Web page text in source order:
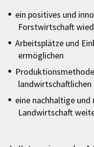
ein positives und
Forstwirtschaft
Arbeitsplätze und
ermöglichen
eine nachhaltige
Landwirtschaft